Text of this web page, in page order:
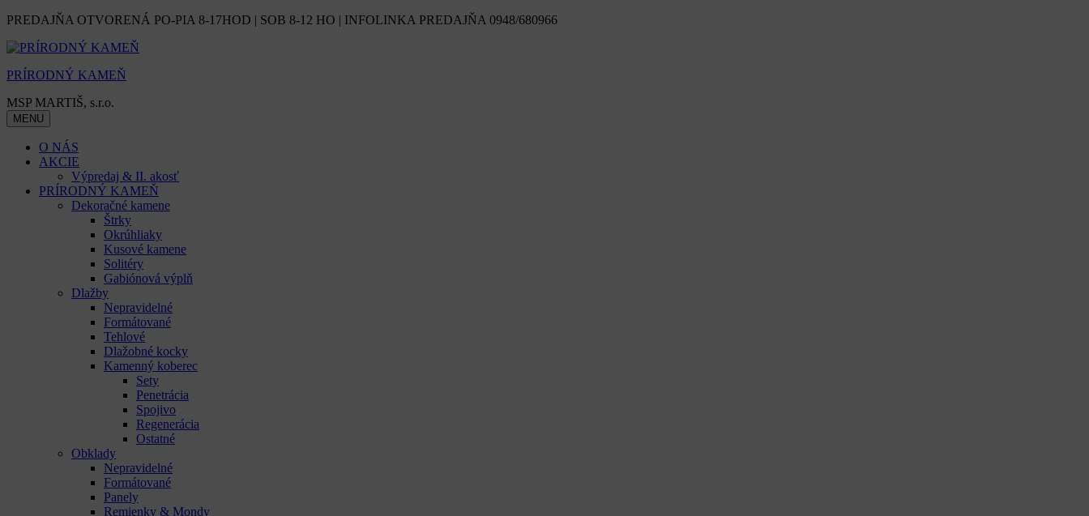
Skip
content
PREDAJŇA OTVORENÁ PO-PIA 8-17HOD | SOB 8-12 HO | INFOLINKA PREDAJŇA 0948/680966
PRÍRODNÝ KAMEŇ
MSP MARTIŠ, s.r.o.
MENU
O NÁS
AKCIE
Výpredaj & II. akosť
PRÍRODNÝ KAMEŇ
Dekoračné kamene
Štrky
Okrúhliaky
Kusové kamene
Solitéry
Gabiónová výplň
Dlažby
Nepravidelné
Formátované
Tehlové
Dlažobné kocky
Kamenný koberec
Sety
Penetrácia
Spojivo
Regenerácia
Ostatné
Obklady
Nepravidelné
Formátované
Panely
Remienky & Mondy